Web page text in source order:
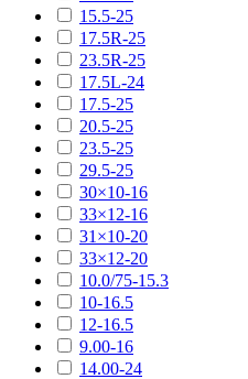
15.5-25
17.5R-25
23.5R-25
17.5L-24
17.5-25
20.5-25
23.5-25
29.5-25
30×10-16
33×12-16
31×10-20
33×12-20
10.0/75-15.3
10-16.5
12-16.5
9.00-16
14.00-24